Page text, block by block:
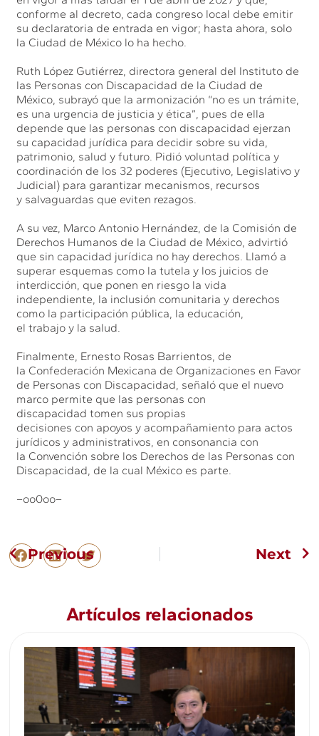
conforme al decreto, cada congreso local debe emitir
su declaratoria de entrada en vigor; hasta ahora, solo
la Ciudad de México lo ha hecho.
Ruth López Gutiérrez, directora general del Instituto de
las Personas con Discapacidad de la Ciudad de
México, subrayó que la armonización “no es un trámite,
es una urgencia de justicia y ética”, pues de ella
depende que las personas con discapacidad ejerzan
su capacidad jurídica para decidir sobre su vida,
patrimonio, salud y futuro. Pidió voluntad política y
coordinación de los 32 poderes (Ejecutivo, Legislativo y
Judicial) para garantizar mecanismos, recursos
y salvaguardas que eviten rezagos.
A su vez, Marco Antonio Hernández, de la Comisión de
Derechos Humanos de la Ciudad de México, advirtió
que sin capacidad jurídica no hay derechos. Llamó a
superar esquemas como la tutela y los juicios de
interdicción, que ponen en riesgo la vida
independiente, la inclusión comunitaria y derechos
como la participación pública, la educación,
el trabajo y la salud.
Finalmente, Ernesto Rosas Barrientos, de
la Confederación Mexicana de Organizaciones en Favor
de Personas con Discapacidad, señaló que el nuevo
marco permite que las personas con
discapacidad tomen sus propias
decisiones con apoyos y acompañamiento para actos
jurídicos y administrativos, en consonancia con
la Convención sobre los Derechos de las Personas con
Discapacidad, de la cual México es parte.
–oo0oo–
Previous Next
Artículos relacionados